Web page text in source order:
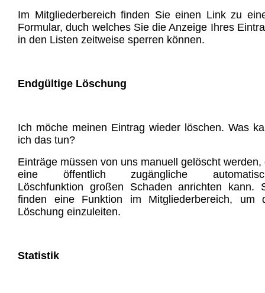
Im Mitgliederbereich finden Sie einen Link zu
Formular, duch welches Sie die Anzeige Ihres
in den Listen zeitweise sperren können.
Endgültige Löschung
Ich möche meinen Eintrag wieder löschen. Was
ich das tun?
Einträge müssen von uns manuell gelöscht werden,
eine öffentlich zugängliche
Löschfunktion großen Schaden anrichten kann.
finden eine Funktion im Mitgliederbereich, um
Löschung einzuleiten.
Statistik